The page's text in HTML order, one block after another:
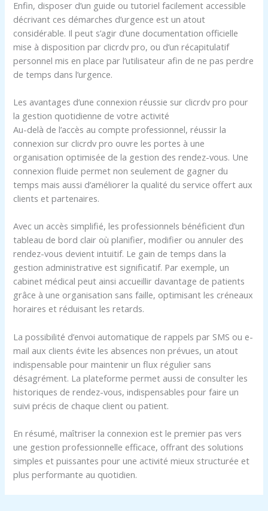
Enfin, disposer d’un guide ou tutoriel facilement accessible
décrivant ces démarches d’urgence est un atout
considérable. Il peut s’agir d’une documentation officielle
mise à disposition par clicrdv pro, ou d’un récapitulatif
personnel mis en place par l’utilisateur afin de ne pas perdre
de temps dans l’urgence.
Les avantages d’une connexion réussie sur clicrdv pro pour
la gestion quotidienne de votre activité
Au-delà de l’accès au compte professionnel, réussir la
connexion sur clicrdv pro ouvre les portes à une
organisation optimisée de la gestion des rendez-vous. Une
connexion fluide permet non seulement de gagner du
temps mais aussi d’améliorer la qualité du service offert aux
clients et partenaires.
Avec un accès simplifié, les professionnels bénéficient d’un
tableau de bord clair où planifier, modifier ou annuler des
rendez-vous devient intuitif. Le gain de temps dans la
gestion administrative est significatif. Par exemple, un
cabinet médical peut ainsi accueillir davantage de patients
grâce à une organisation sans faille, optimisant les créneaux
horaires et réduisant les retards.
La possibilité d’envoi automatique de rappels par SMS ou e-
mail aux clients évite les absences non prévues, un atout
indispensable pour maintenir un flux régulier sans
désagrément. La plateforme permet aussi de consulter les
historiques de rendez-vous, indispensables pour faire un
suivi précis de chaque client ou patient.
En résumé, maîtriser la connexion est le premier pas vers
une gestion professionnelle efficace, offrant des solutions
simples et puissantes pour une activité mieux structurée et
plus performante au quotidien.